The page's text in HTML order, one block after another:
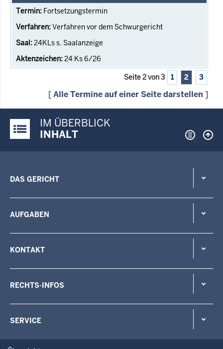
Fortsetzungstermin
Verfahren vor dem Schwurgericht
24KLs s. Saalanzeige
24 Ks 6/26
Seite 2 von 3 1 2 3
[Alle Termine auf einer Seite darstellen ]
Justiz-Portal im Überblick:
IM ÜBERBLICK
INHALT
DAS GERICHT
AUFGABEN
KONTAKT
RECHTS-INFOS
SERVICE